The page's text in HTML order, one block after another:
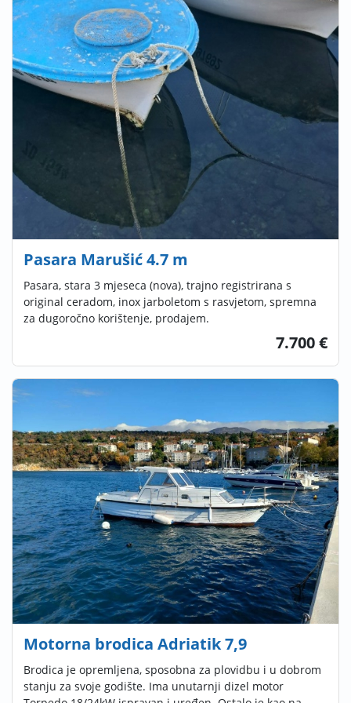
Pasara Marušić 4.7 m
Pasara, stara 3 mjeseca (nova), trajno registrirana s
original ceradom, inox jarboletom s rasvjetom, spremna
za dugoročno korištenje, prodajem.
7.700 €
Motorna brodica Adriatik 7,9
Brodica je opremljena, sposobna za plovidbu i u dobrom
stanju za svoje godište. Ima unutarnji dizel motor